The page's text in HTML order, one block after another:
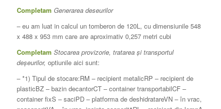
Completam Generarea deseurilor
– eu am luat in calcul un tomberon de 120L, cu dimensiunile 548
x 488 x 953 mm care are aproximativ 0,257 metri cubi
Completam Stocarea provizorie, tratarea și transportul
deșeurilor, optiunile aici sunt:
–*1) Tipul de stocare:RM – recipient metalicRP – recipient de
plasticBZ – bazin decantorCT – container transportabilCF –
container fixS – saciPD – platforma de deshidratareVN – în vrac,